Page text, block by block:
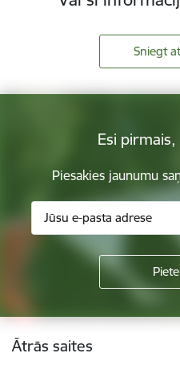
Sniegt
Esi
Piesakies jaunumu
Kājene
Ātrās saites